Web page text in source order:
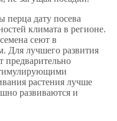
перца дату посева
климата в регионе.
сеют в
Для лучшего развития
предварительно
растения лучше
развиваются и